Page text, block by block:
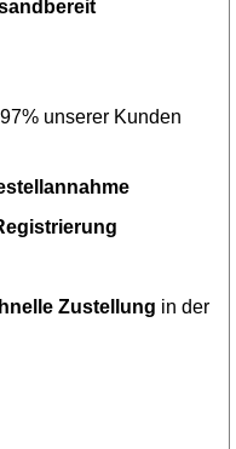
unserer Kunden
Zustellung in der